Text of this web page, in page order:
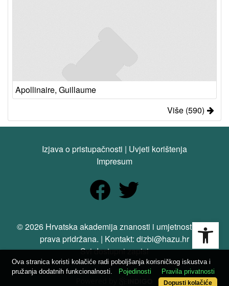
Apollinaire, Guillaume
Više (590)
Izjava o pristupačnosti | Uvjeti korištenja
Impresum
© 2026 Hrvatska akademija znanosti i umjetnosti. Sva
prava pridržana. | Kontakt: dizbi@hazu.hr
Svi dostupni zapisi
Ova stranica koristi kolačiće radi poboljšanja korisničkog iskustva i
pružanja dodatnih funkcionalnosti.
Pojedinosti Pravila privatnosti
Dopusti kolačiće